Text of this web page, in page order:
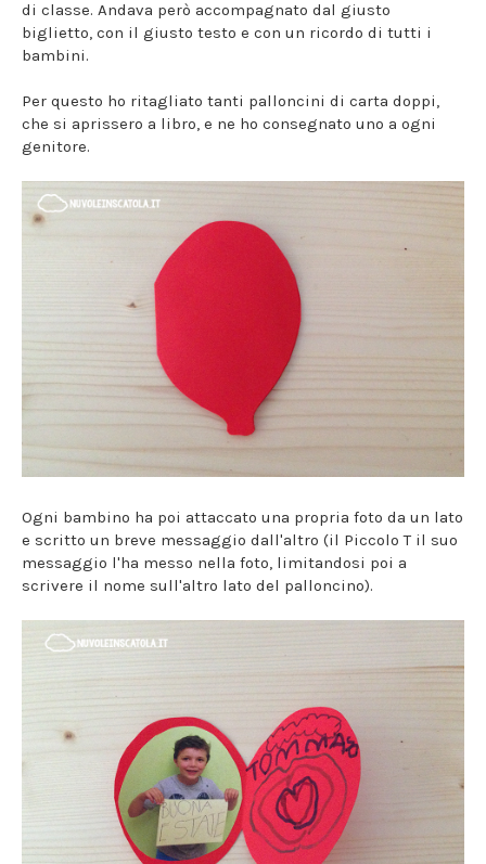
di classe. Andava però accompagnato dal giusto
biglietto, con il giusto testo e con un ricordo di tutti i
bambini.
Per questo ho ritagliato tanti palloncini di carta doppi,
che si aprissero a libro, e ne ho consegnato uno a ogni
genitore.
Ogni bambino ha poi attaccato una propria foto da un lato
e scritto un breve messaggio dall'altro (il Piccolo T il suo
messaggio l'ha messo nella foto, limitandosi poi a
scrivere il nome sull'altro lato del palloncino).